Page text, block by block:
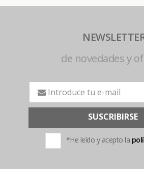
de novedades y
SUSCRIBIRSE
*He leído y acepto la